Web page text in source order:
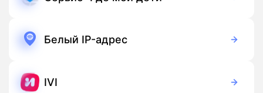
Белый IP-адрес
IVI